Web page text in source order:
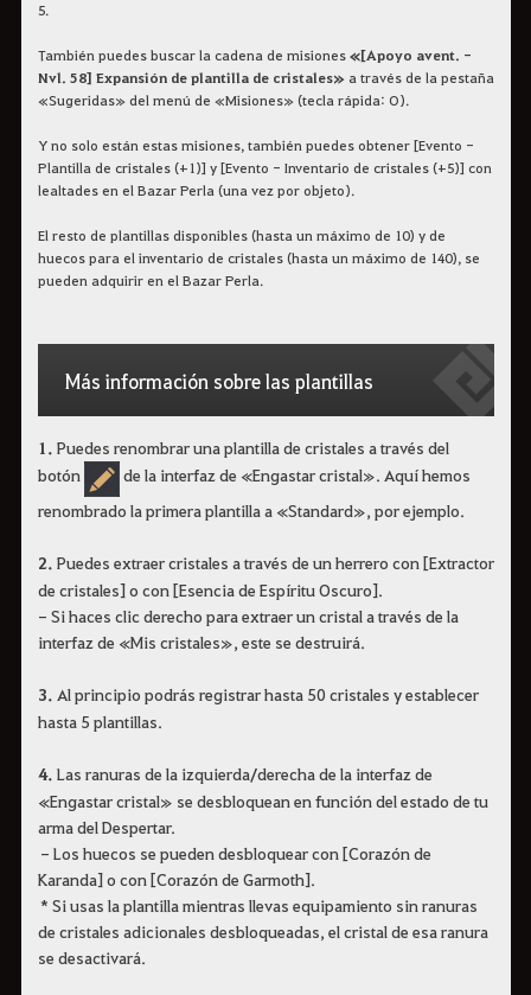
5.
También puedes buscar la cadena de misiones«[Apoyo avent. -
Nvl. 58] Expansión de plantilla de cristales»a través de la pestaña
«Sugeridas» del menú de «Misiones» (tecla rápida: O).
Y no solo están estas misiones, también puedes obtener [Evento -
Plantilla de cristales (+1)] y [Evento - Inventario de cristales (+5)] con
lealtades en el Bazar Perla (una vez por objeto).
El resto de plantillas disponibles (hasta un máximo de 10) y de
huecos para el inventario de cristales (hasta un máximo de 140), se
pueden adquirir en el Bazar Perla.
Más información sobre las plantillas
1. Puedes renombrar una plantilla de cristales a través del
botón
de la interfaz de «Engastar cristal». Aquí hemos
renombrado la primera plantilla a «Standard», por ejemplo.
2. Puedes extraer cristales a través de un herrero con [Extractor
de cristales] o con [Esencia de Espíritu Oscuro].
- Si haces clic derecho para extraer un cristal a través de la
interfaz de «Mis cristales», este se destruirá.
3. Al principio podrás registrar hasta 50 cristales y establecer
hasta 5 plantillas.
4. Las ranuras de la izquierda/derecha de la interfaz de
«Engastar cristal» se desbloquean en función del estado de tu
arma del Despertar.
- Los huecos se pueden desbloquear con [Corazón de
Karanda] o con [Corazón de Garmoth].
* Si usas la plantilla mientras llevas equipamiento sin ranuras
de cristales adicionales desbloqueadas, el cristal de esa ranura
se desactivará.